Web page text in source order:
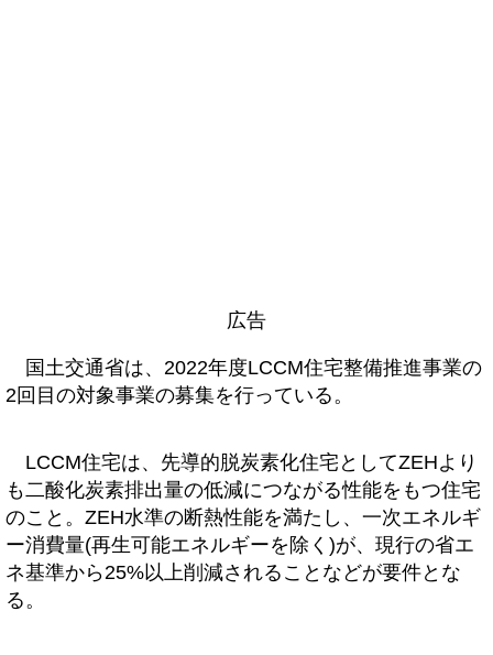
広告
国土交通省は、2022年度LCCM住宅整備推進事業の
2回目の対象事業の募集を行っている。
LCCM住宅は、先導的脱炭素化住宅としてZEHより
も二酸化炭素排出量の低減につながる性能をもつ住宅
のこと。ZEH水準の断熱性能を満たし、一次エネルギ
ー消費量(再生可能エネルギーを除く)が、現行の省エ
ネ基準から25%以上削減されることなどが要件とな
る。